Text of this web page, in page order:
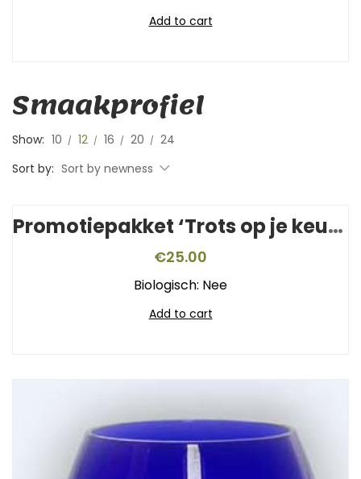
Add to cart
Smaakprofiel
Show: 10 12 16 20
24
Sort by: Sort by newness
Promotiepakket ‘Trots op je keurmerk’
€25.00
Biologisch: Nee
Add to cart